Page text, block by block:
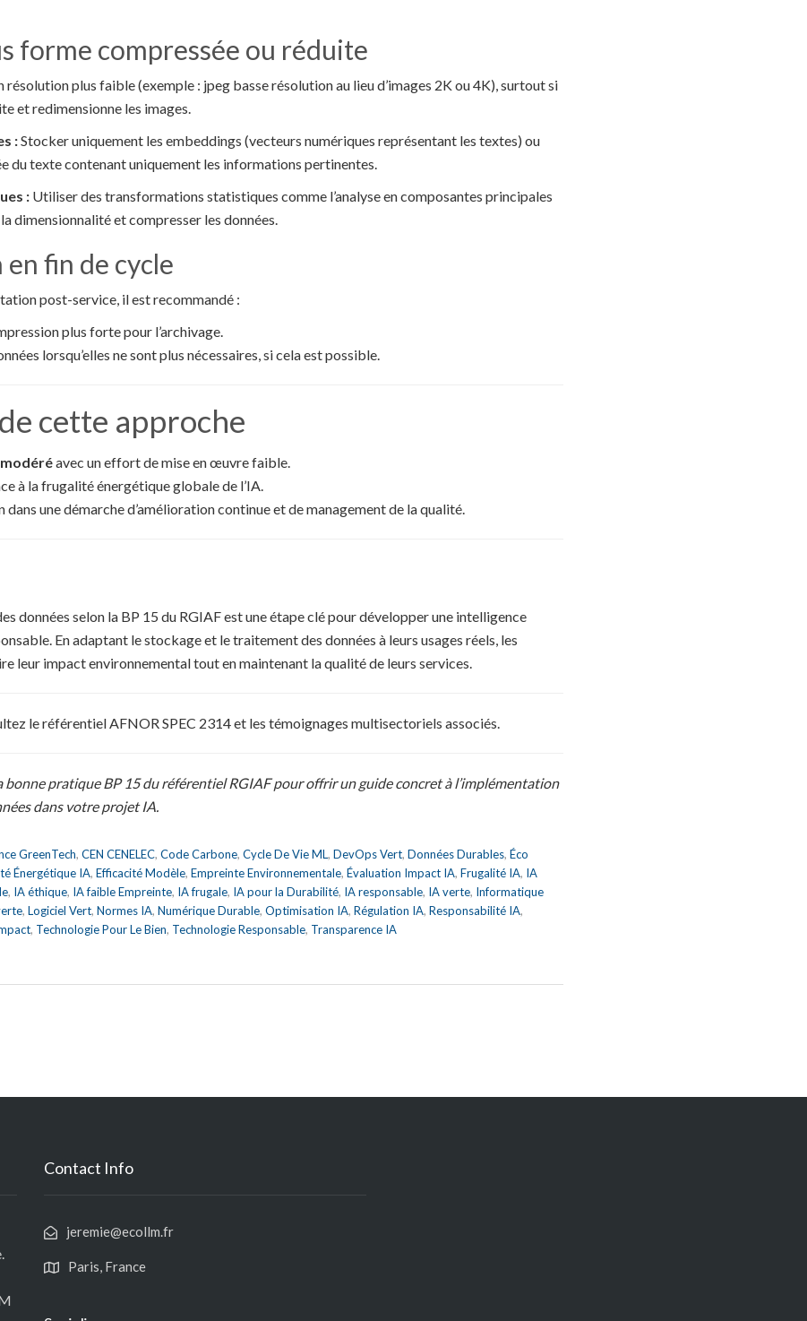
forme compressée ou réduite
résolution plus faible (exemple : jpeg basse résolution au lieu d’images 2K ou 4K), surtout si
et redimensionne les images.
:Stocker uniquement les embeddings (vecteurs numériques représentant les textes) ou
du texte contenant uniquement les informations pertinentes.
: Utiliser des transformations statistiques comme l’analyse en composantes principales
dimensionnalité et compresser les données.
fin de cycle
post-service, il est recommandé :
plus forte pour l’archivage.
lorsqu’elles ne sont plus nécessaires, si cela est possible.
cette approche
avec un effort de mise en œuvre faible.
à la frugalité énergétique globale de l’IA.
dans une démarche d’amélioration continue et de management de la qualité.
données selon la BP 15 du RGIAF est une étape clé pour développer une intelligence
En adaptant le stockage et le traitement des données à leurs usages réels, les
leur impact environnemental tout en maintenant la qualité de leurs services.
le référentiel AFNOR SPEC 2314 et les témoignages multisectoriels associés.
bonne pratique BP 15 du référentiel RGIAF pour offrir un guide concret à l’implémentation
dans votre projet IA.
GreenTech, CEN CENELEC, Code Carbone, Cycle De Vie ML, DevOps Vert, Données Durables, Éco
Énergétique IA, Efficacité Modèle, Empreinte Environnementale, Évaluation Impact IA, Frugalité IA, IA
, IA éthique, IA faible Empreinte, IA frugale, IA pour la Durabilité, IA responsable, IA verte, Informatique
, Logiciel Vert, Normes IA, Numérique Durable, Optimisation IA, Régulation IA, Responsabilité IA,
, Technologie Pour Le Bien, Technologie Responsable, Transparence IA
Contact Info
jeremie@ecollm.fr
Paris, France